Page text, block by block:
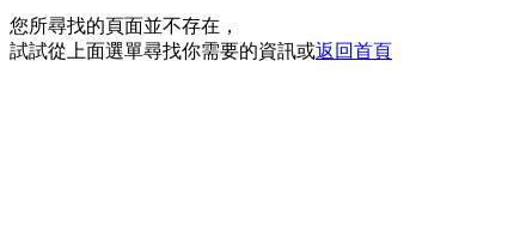
您所尋找的頁面並不存在，
試試從上面選單尋找你需要的資訊或返回首頁